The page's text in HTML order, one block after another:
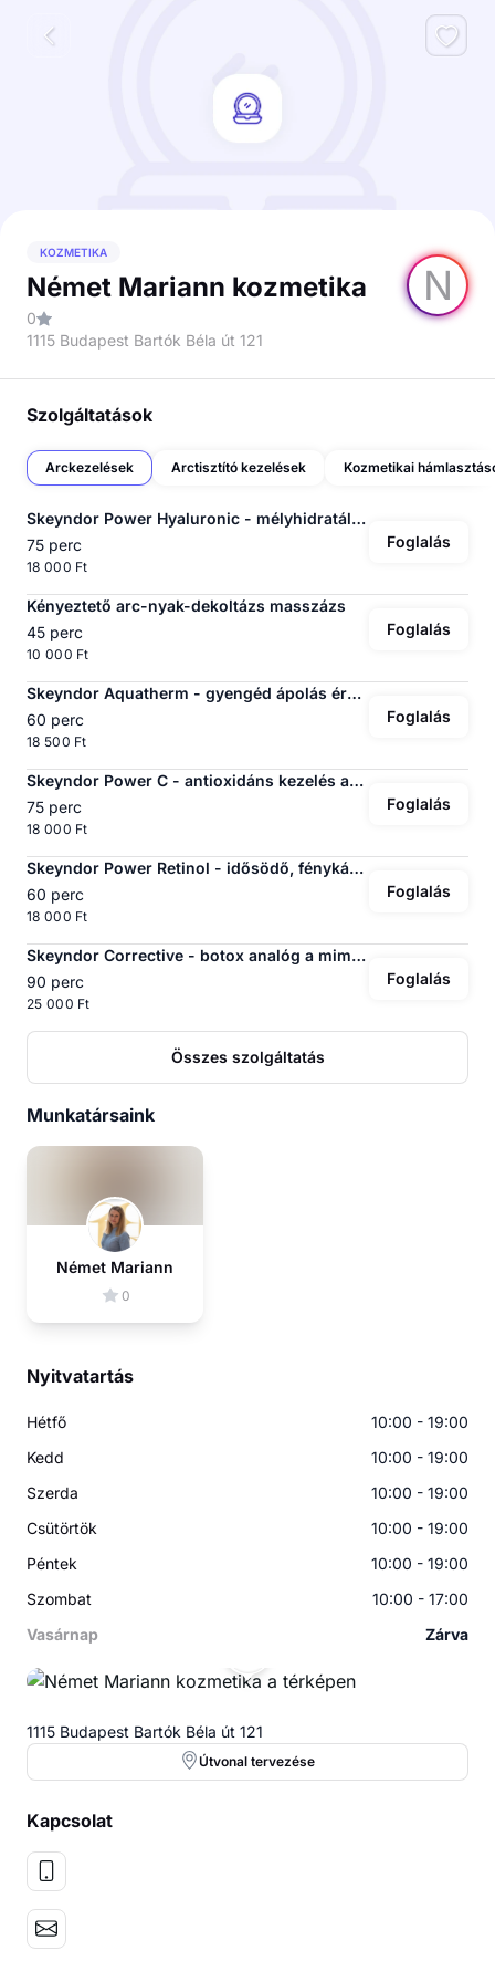
N
KOZMETIKA
Német Mariann kozmetika
0
1115 Budapest Bartók Béla út 121
Szolgáltatások
Arckezelések Arctisztító kezelések Kozmetikai
Skeyndor Power Hyaluronic - mélyhidratáló kezelés ...
75 perc
18 000 Ft
Foglalás
Kényeztető arc-nyak-dekoltázs masszázs
45 perc
10 000 Ft
Foglalás
Skeyndor Aquatherm - gyengéd ápolás érzékeny / gyulladásra hajlamos bőrre
60 perc
18 500 Ft
Foglalás
Skeyndor Power C - antioxidáns kezelés az egyenlet...
75 perc
18 000 Ft
Foglalás
Skeyndor Power Retinol - idősödő, fénykárosodott v...
60 perc
18 000 Ft
Foglalás
Skeyndor Corrective - botox analóg a mimikai ránco...
90 perc
25 000 Ft
Foglalás
Összes szolgáltatás
Munkatársaink
Német Mariann
0
Nyitvatartás
Hétfő
10:00 - 19:00
Kedd
10:00 - 19:00
Szerda
10:00 - 19:00
Csütörtök
10:00 - 19:00
Péntek
10:00 - 19:00
Szombat
10:00 - 17:00
Vasárnap
Zárva
1115 Budapest Bartók Béla út 121
Útvonal tervezése
Kapcsolat